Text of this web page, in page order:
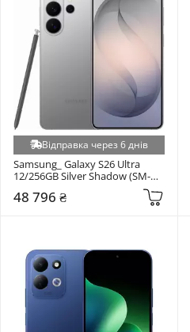
Відправка через 6 днів
Samsung_ Galaxy S26 Ultra
12/256GB Silver Shadow (SM-
48 796 ₴